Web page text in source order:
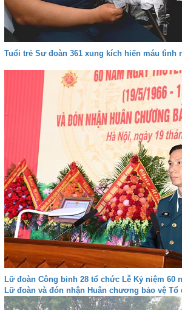
Tuổi trẻ Sư đoàn 361 xung kích hiến máu tình
Lữ đoàn Công binh 28 tổ chức Lễ Kỷ niệm 60
Lữ đoàn và đón nhận Huân chương bảo vệ Tổ